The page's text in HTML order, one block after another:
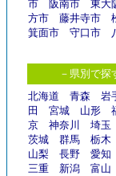
市
阪南市 東大
方市
藤井寺市
箕面市
守口市
－県別で探
北海道
青森 岩
田
宮城 山形
京
神奈川 埼玉
茨城
群馬 栃木
山梨
長野 愛知
三重
新潟 富山